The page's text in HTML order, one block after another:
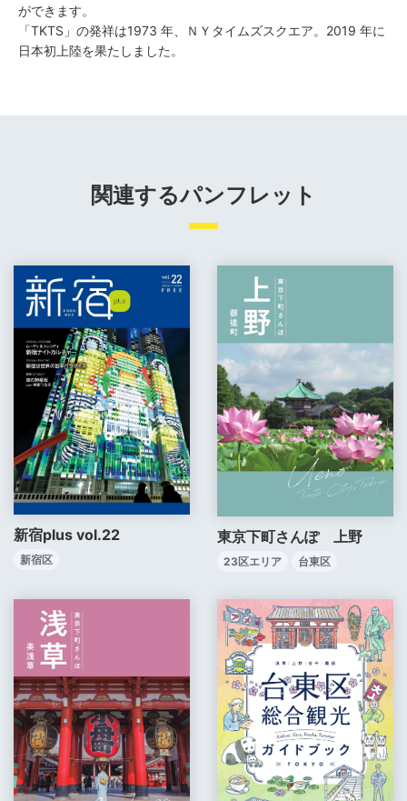
ができます。
「TKTS」の発祥は1973 年、ＮＹタイムズスクエア。2019 年に
日本初上陸を果たしました。
関連するパンフレット
新宿plus vol.22
新宿区
東京下町さんぽ 上野
23区エリア 台東区